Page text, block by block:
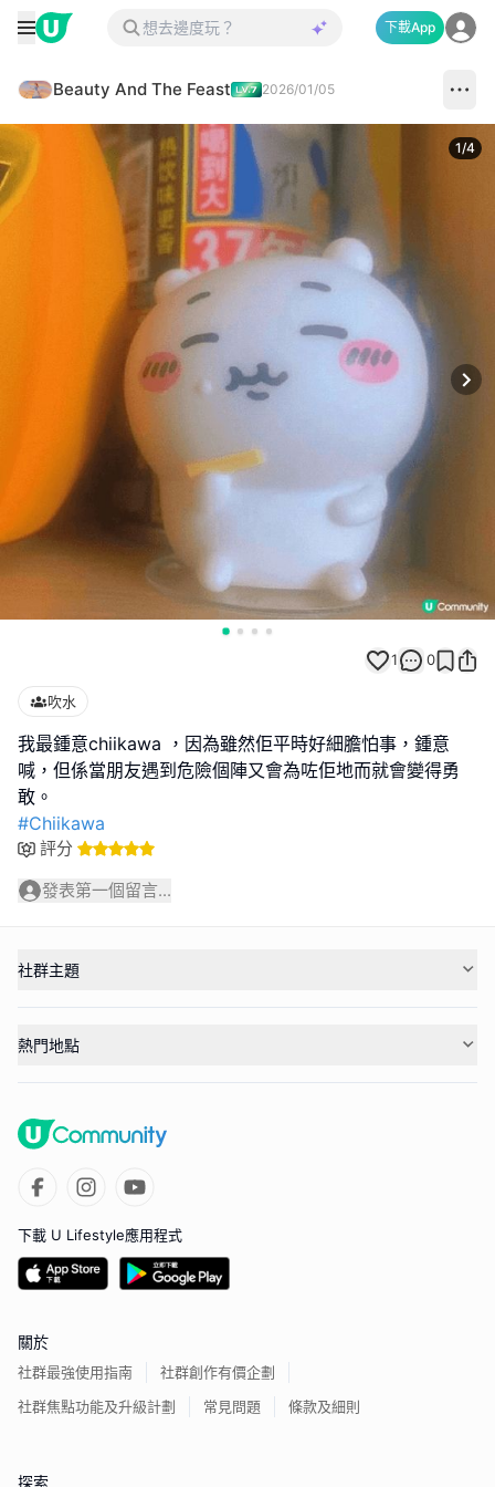
下載App
Beauty And The Feast 2026/01/05
1/4
1 0
吹水
我最鍾意chiikawa ，因為雖然佢平時好細膽怕事，鍾意
喊，但係當朋友遇到危險個陣又會為咗佢地而就會變得勇
#Chiikawa
評分
發表第一個留言...
社群主題
熱門地點
下載 U Lifestyle應用程式
關於
社群最強使用指南
社群創作有價企劃
社群焦點功能及升級計劃
常見問題 條款及細則
探索